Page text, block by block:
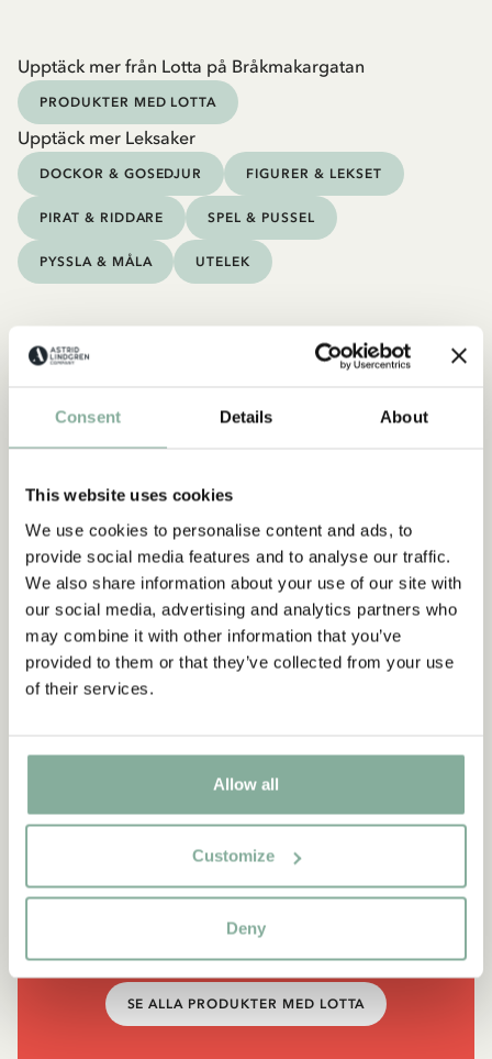
Consent Details About
This website uses cookies
We use cookies to personalise content and ads, to
provide social media features and to analyse our traffic.
We also share information about your use of our site with
our social media, advertising and analytics partners who
may combine it with other information that you’ve
provided to them or that they’ve collected from your use
of their services.
Allow all
Customize
Deny
Upptäck mer från Lotta på Bråkmakargatan
PRODUKTER MED LOTTA
Upptäck mer Leksaker
DOCKOR & GOSEDJUR FIGURER & LEKSET
PIRAT & RIDDARE SPEL & PUSSEL
PYSSLA & MÅLA UTELEK
CITAT
“Det är konstigt med mej. Jag
kan så mycket!”
Lotta, ur Visst kan Lotta nästan allting
SE ALLA PRODUKTER MED LOTTA